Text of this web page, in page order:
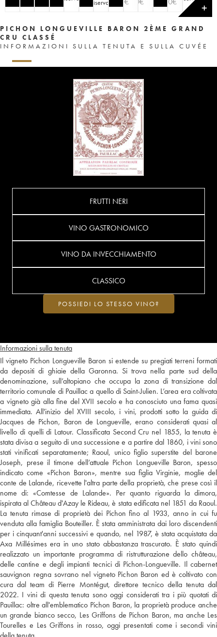
riserva riserva
✕
PICHON LONGUEVILLE BARON 2ÈME GRAND
CRU CLASSÉ
INFORMAZIONI SULLA TENUTA E SULLA CUVÉE
Informazioni sulla tenuta
Il vigneto Pichon Longueville Baron si estende su pregiati terreni formati
da depositi di ghiaie della Garonna. Si trova nella parte sud della
denominazione, sull’altopiano che occupa la zona di transizione dal
territorio comunale di Pauillac a quello di Saint-Julien. L’area era coltivata
a vigneto già alla fine del XVII secolo e ha conosciuto una fama quasi
immediata. All'inizio del XVIII secolo, i vini, prodotti sotto la guida di
Jacques de Pichon, Baron de Longueville, erano considerati quasi al
livello di quelli di Latour. Classificata Second Cru nel 1855, la tenuta è
stata divisa a seguito di una successione e a partire dal 1860, i vini sono
stati vinificati separatamente; Raoul, unico figlio superstite del barone
Joseph, prese il timone dell’attuale Pichon Longueville Baron, spesso
indicato come «Pichon Baron», mentre sua figlia Virginie, moglie del
conte de Lalande, ricevette l'altra parte della proprietà, che prese così il
nome di: «Comtesse de Lalande». Per quanto riguarda la dimora,
ispirata al Château d'Azay le Rideau, è stata edificata nel 1851 da Raoul.
La tenuta rimase di proprietà dei Pichon fino al 1933, anno in cui fu
venduta alla famiglia Bouteiller. È stata amministrata dai loro discendenti
per i cinquant'anni successivi e quando, nel 1987, è stata acquistata da
Axa Millésimes era in uno stato abbastanza trascurato. È stato quindi
realizzato un importante programma di ristrutturazione dello château,
delle cantine e degli impianti tecnici di Pichon-Longueville. Il cabernet
sauvignon regna sovrano nel vigneto Pichon Baron ed è coltivato con
cura dal team di Pierre Montégut, direttore tecnico della tenuta dal
2022. I vini di questa tenuta sono oggi considerati tra i più quotati di
Pauillac: oltre all'emblematico Pichon Baron, la proprietà produce anche
un grande bianco secco, Les Griffons de Pichon Baron, ma anche Les
Tourelles e Les Griffons in rosso, oggi presentati come i secondi vini
FRUTTI NERI
VINO GASTRONOMICO
VINO DA INVECCHIAMENTO
CLASSICO
POSSIEDI LO STESSO VINO?